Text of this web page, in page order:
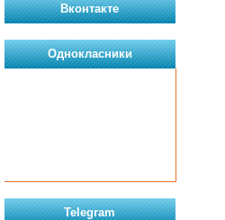
Вконтакте
Однокласники
Telegram